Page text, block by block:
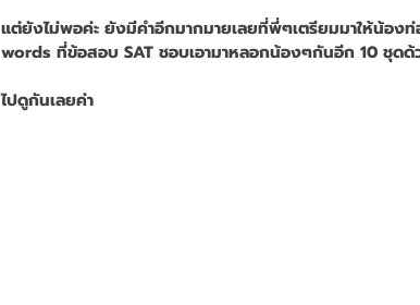
แต่ยังไม่พอค่ะ ยังมีคำอีกมากมายเลยที่พี่ๆเตรียมมาให้น้อ
words ที่ข้อสอบ SAT ชอบเอามาหลอกน้องๆกันอีก 10 ชุดด้
ไปดูกันเลยค่า